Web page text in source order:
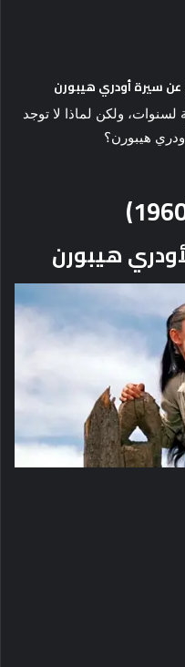
لسنوات، ولكن لماذا لا توجد
هيبورن؟
هيبورن